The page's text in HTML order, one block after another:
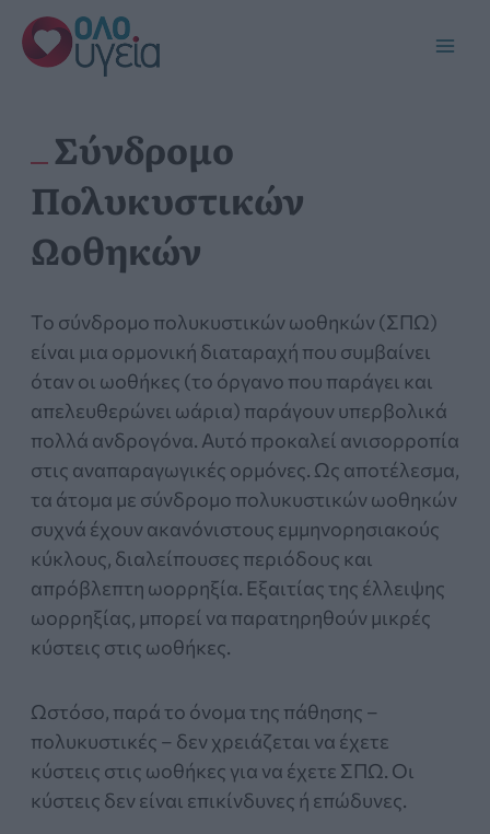
Μετάβαση
στο
περιεχόμενο
Σύνδρομο
Πολυκυστικών
Ωοθηκών
Το σύνδρομο πολυκυστικών ωοθηκών (ΣΠΩ)
είναι μια ορμονική διαταραχή που συμβαίνει
όταν οι ωοθήκες (το όργανο που παράγει και
απελευθερώνει ωάρια) παράγουν υπερβολικά
πολλά ανδρογόνα. Αυτό προκαλεί ανισορροπία
στις αναπαραγωγικές ορμόνες. Ως αποτέλεσμα,
τα άτομα με σύνδρομο πολυκυστικών ωοθηκών
συχνά έχουν ακανόνιστους εμμηνορησιακούς
κύκλους, διαλείπουσες περιόδους και
απρόβλεπτη ωορρηξία. Εξαιτίας της έλλειψης
ωορρηξίας, μπορεί να παρατηρηθούν μικρές
κύστεις στις ωοθήκες.
Ωστόσο, παρά το όνομα της πάθησης –
πολυκυστικές – δεν χρειάζεται να έχετε
κύστεις στις ωοθήκες για να έχετε ΣΠΩ. Οι
κύστεις δεν είναι επικίνδυνες ή επώδυνες.